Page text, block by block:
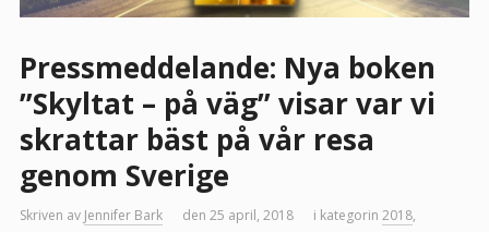
Pressmeddelande: Nya boken
”Skyltat – på väg” visar var vi
skrattar bäst på vår resa
genom Sverige
Skriven av Jennifer Bark den 25 april, 2018 i kategorin 2018,